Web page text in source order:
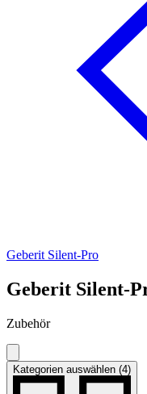
Geberit Silent-Pro
Geberit Silent-
Zubehör
Kategorien auswählen (4)